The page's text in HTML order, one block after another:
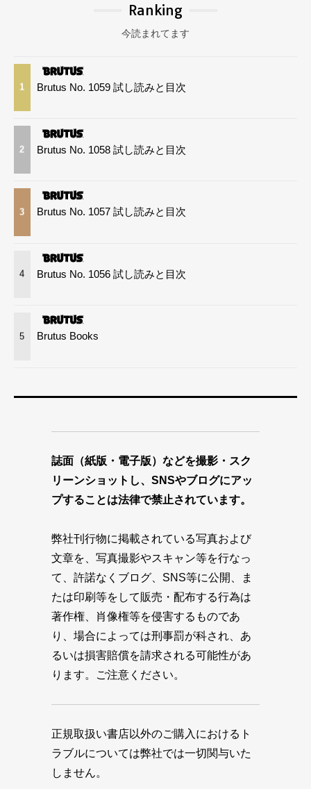
Ranking
今読まれてます
1 Brutus No. 1059 試し読みと目次
2 Brutus No. 1058 試し読みと目次
3 Brutus No. 1057 試し読みと目次
4 Brutus No. 1056 試し読みと目次
5 Brutus Books
誌面（紙版・電子版）などを撮影・スク
リーンショットし、SNSやブログにアッ
プすることは法律で禁止されています。
弊社刊行物に掲載されている写真および
文章を、写真撮影やスキャン等を行なっ
て、許諾なくブログ、SNS等に公開、ま
たは印刷等をして販売・配布する行為は
著作権、肖像権等を侵害するものであ
り、場合によっては刑事罰が科され、あ
るいは損害賠償を請求される可能性があ
ります。ご注意ください。
正規取扱い書店以外のご購入におけるト
ラブルについては弊社では一切関与いた
しません。